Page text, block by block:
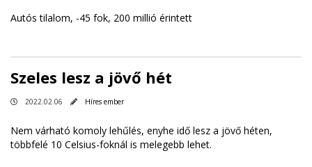
Autós tilalom, -45 fok, 200 millió érintett
Szeles lesz a jövő hét
2022.02.06 Híres ember
Nem várható komoly lehűlés, enyhe idő lesz a jövő héten,
többfelé 10 Celsius-foknál is melegebb lehet.